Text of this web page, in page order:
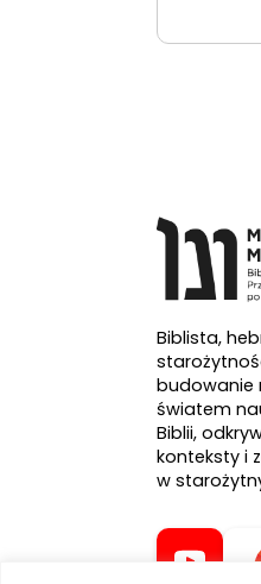
Biblista,
budowanie
światem
Biblii,
konteksty i
w